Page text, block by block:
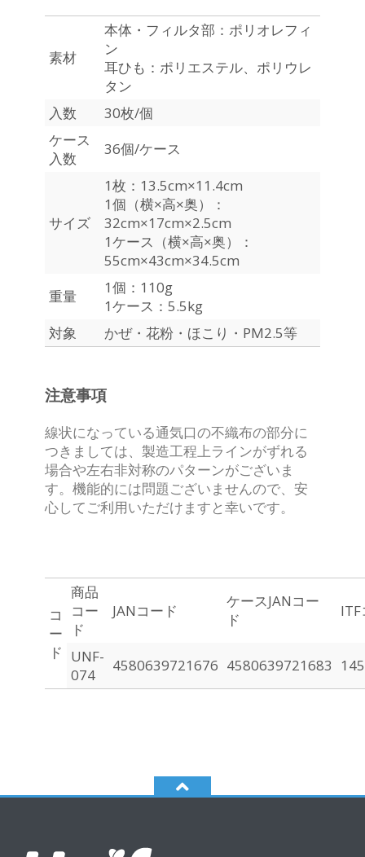
素材
本体・フィルタ部：ポリオレフィ
ン
耳ひも：ポリエステル、ポリウレ
タン
入数
30枚/個
ケース
入数
36個/ケース
サイズ
1枚：13.5cm×11.4cm
1個（横×高×奥）：
32cm×17cm×2.5cm
1ケース（横×高×奥）：
55cm×43cm×34.5cm
重量
1個：110g
1ケース：5.5kg
対象
かぜ・花粉・ほこり・PM2.5等
注意事項
線状になっている通気口の不織布の部分に
つきましては、製造工程上ラインがずれる
場合や左右非対称のパターンがございま
す。 機能的には問題ございませんので、安
心してご利用いただけますと幸いです。
コ
ー
ド
商品
コー
ド
JANコード
ケースJANコー
ド
UNF-
074
4580639721676 4580639721683